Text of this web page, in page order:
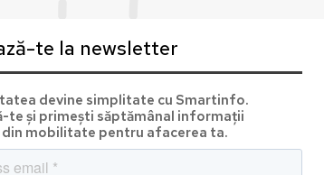
te la newsletter
devine simplitate cu Smartinfo.
te și primești săptămânal informații
mobilitate pentru afacerea ta.